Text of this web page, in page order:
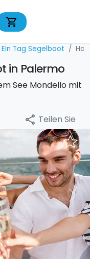
shopping_cart
Ein Tag Segelboot
in Palermo
See Mondello mit
share Teilen Sie
Next